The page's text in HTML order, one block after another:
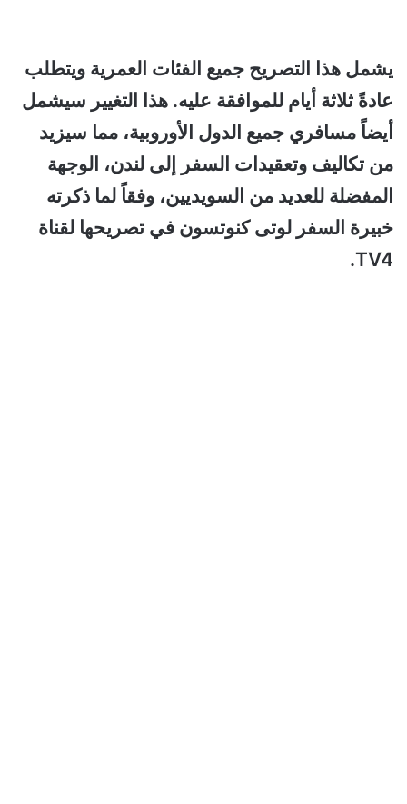
يشمل هذا التصريح جميع الفئات العمرية ويتطلب
عادةً ثلاثة أيام للموافقة عليه. هذا التغيير سيشمل
أيضاً مسافري جميع الدول الأوروبية، مما سيزيد
من تكاليف وتعقيدات السفر إلى لندن، الوجهة
المفضلة للعديد من السويديين، وفقاً لما ذكرته
خبيرة السفر لوتى كنوتسون في تصريحها لقناة
TV4.